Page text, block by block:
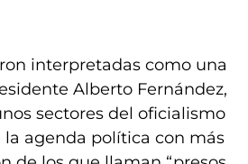
interpretadas como una
Alberto Fernández,
sectores del oficialismo
agenda política con más